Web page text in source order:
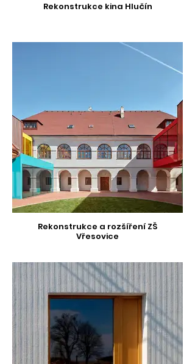
Rekonstrukce kina Hlučín
Rekonstrukce a rozšíření ZŠ
Vřesovice